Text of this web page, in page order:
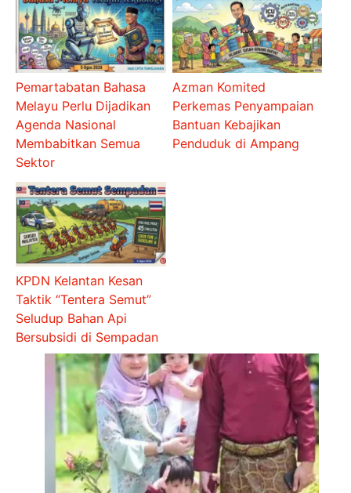
Pemartabatan Bahasa
Melayu Perlu Dijadikan
Agenda Nasional
Membabitkan Semua
Sektor
Azman Komited
Perkemas Penyampaian
Bantuan Kebajikan
Penduduk di Ampang
KPDN Kelantan Kesan
Taktik “Tentera Semut”
Seludup Bahan Api
Bersubsidi di Sempadan